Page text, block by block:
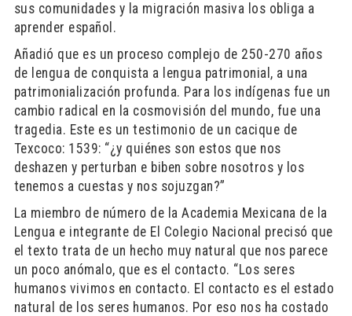
sus comunidades y la migración masiva los obliga a
aprender español.
Añadió que es un proceso complejo de 250-270 años
de lengua de conquista a lengua patrimonial, a una
patrimonialización profunda. Para los indígenas fue un
cambio radical en la cosmovisión del mundo, fue una
tragedia. Este es un testimonio de un cacique de
Texcoco: 1539: “¿y quiénes son estos que nos
deshazen y perturban e biben sobre nosotros y los
tenemos a cuestas y nos sojuzgan?”
La miembro de número de la Academia Mexicana de la
Lengua e integrante de El Colegio Nacional precisó que
el texto trata de un hecho muy natural que nos parece
un poco anómalo, que es el contacto. “Los seres
humanos vivimos en contacto. El contacto es el estado
natural de los seres humanos. Por eso nos ha costado